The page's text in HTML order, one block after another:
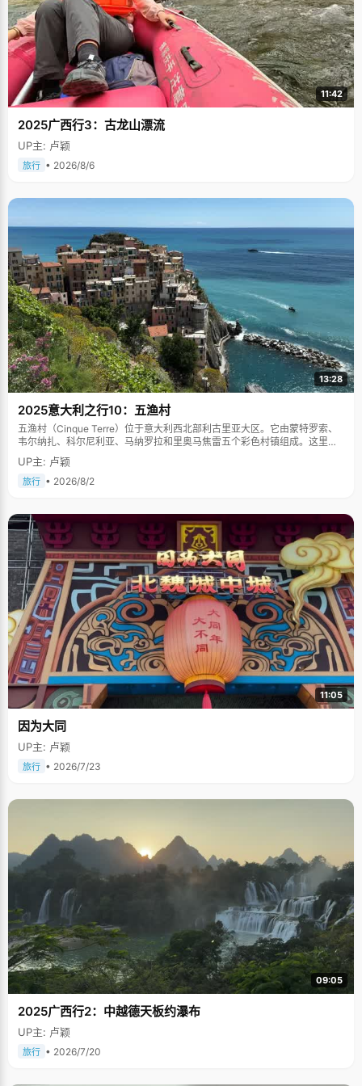
11:42
2025广西行3：古龙山漂流
UP主: 卢颖
旅行 • 2026/8/6
13:28
2025意大利之行10：五渔村
五渔村（Cinque Terre）位于意大利西北部利古里亚大区。它由蒙特罗索、
韦尔纳扎、科尔尼利亚、马纳罗拉和里奥马焦雷五个彩色村镇组成。这里依
山傍海，房屋色彩斑斓，1997年被列为世界文化遗产。
UP主: 卢颖
旅行 • 2026/8/2
11:05
因为大同
UP主: 卢颖
旅行 • 2026/7/23
09:05
2025广西行2：中越德天板约瀑布
UP主: 卢颖
旅行 • 2026/7/20